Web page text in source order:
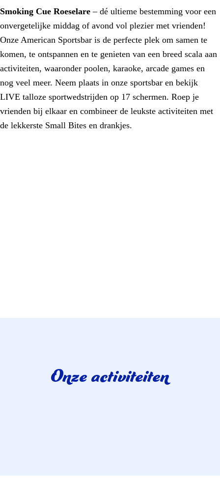
Smoking Cue Roeselare – dé ultieme bestemming voor een
onvergetelijke middag of avond vol plezier met vrienden!
Onze American Sportsbar is de perfecte plek om samen te
komen, te ontspannen en te genieten van een breed scala aan
activiteiten, waaronder poolen, karaoke, arcade games en
nog veel meer. Neem plaats in onze sportsbar en bekijk
LIVE talloze sportwedstrijden op 17 schermen. Roep je
vrienden bij elkaar en combineer de leukste activiteiten met
de lekkerste Small Bites en drankjes.
Onze activiteiten